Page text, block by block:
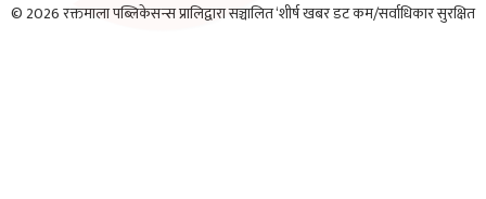
© 2026 रक्तमाला पब्लिकेसन्स प्रालिद्वारा सञ्चालित ‘शीर्ष खबर डट कम/सर्वाधिकार सुरक्षित